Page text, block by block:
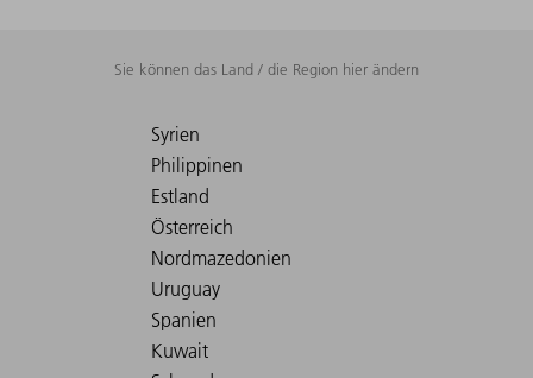
Sie können das Land / die Region hier ändern